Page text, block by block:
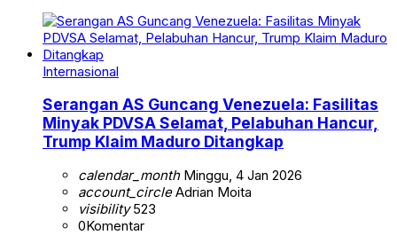
Internasional
Serangan AS Guncang Venezuela: Fasilitas
Minyak PDVSA Selamat, Pelabuhan Hancur,
Trump Klaim Maduro Ditangkap
calendar_monthMinggu, 4 Jan 2026
account_circleAdrian Moita
visibility523
0Komentar